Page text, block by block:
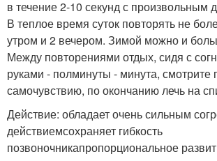
в течение 2-10 секунд с произвольным
В теплое время суток повторять не
утром и 2 вечером. Зимой можно и
Между повторениями отдых, сидя с
руками - полминуты - минута, смотрите
самочувствию, по окончанию лечь на
Действие: обладает очень сильным
действиемсохраняет гибкость
позвоночникапропорциональное